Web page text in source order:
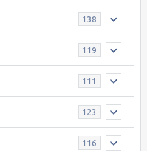
138
119
111
123
116